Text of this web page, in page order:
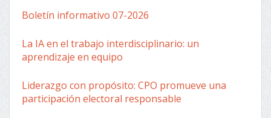
Boletín informativo 07-2026
La IA en el trabajo interdisciplinario: un
aprendizaje en equipo
Liderazgo con propósito: CPO promueve una
participación electoral responsable